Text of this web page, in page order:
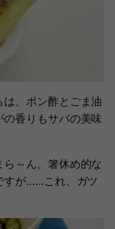
、ポン酢とごま油
香りもサバの美味
～ん。箸休め的な
すが……これ、ガツ